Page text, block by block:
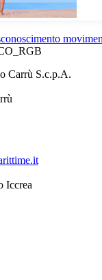
Carrù S.c.p.A.
Iccrea